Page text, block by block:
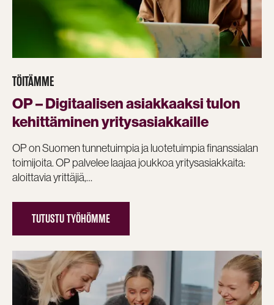
TÖITÄMME
OP – Digitaalisen asiakkaaksi tulon
kehittäminen yritysasiakkaille
OP on Suomen tunnetuimpia ja luotetuimpia finanssialan
toimijoita. OP palvelee laajaa joukkoa yritysasiakkaita:
aloittavia yrittäjiä,…
TUTUSTU TYÖHÖMME